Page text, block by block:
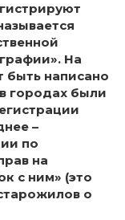
На
быть написано
городах были
–
по
на
с ним» (это
о